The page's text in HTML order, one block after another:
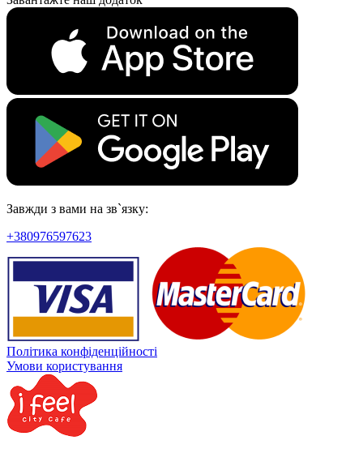
Завжди з вами на зв`язку:
+380976597623
Політика конфіденційності
Умови користування